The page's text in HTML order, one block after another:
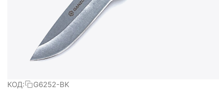
КОД: G6252-BK